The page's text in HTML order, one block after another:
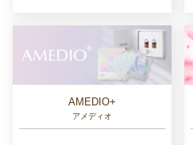
AMEDIO+
アメディオ